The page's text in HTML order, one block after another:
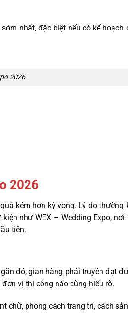
nhất, đặc biệt nếu có kế hoạch
2026
2026
kém hơn kỳ vọng. Lý do thường
như WEX – Wedding Expo, nơi
tiên.
đó, gian hàng phải truyền đạt
vị thi công nào cũng hiểu rõ.
chữ, phong cách trang trí, cách